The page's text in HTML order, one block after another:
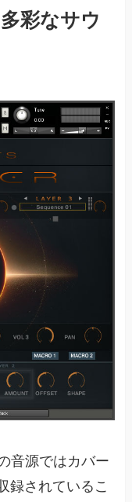
彩なサウ
音源ではカバー
録されているこ